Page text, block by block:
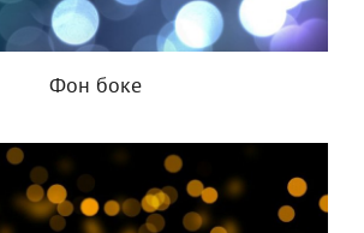
Фон боке